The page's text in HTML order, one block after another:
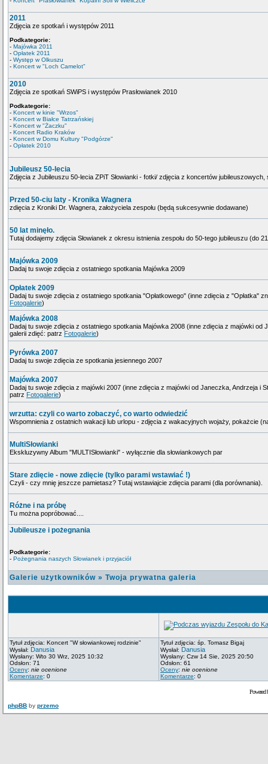
2011
Zdjęcia ze spotkań i występów 2011
Podkategorie:
- Majówka 2011
- Opłatek 2011
- Występ w Olkuszu
- Koncert w "Loch Camelot"
2010
Zdjęcia ze spotkań SWiPS i występów Prasłowianek 2010
Podkategorie:
- Koncert w kinie "Wrzos"
- Koncert w Białce Tatrzańskiej
- Koncert w "Żaczku"
- Koncert Radio Kraków
- Koncert w Domu Kultury "Podgórze"
- Opłatek 2010
Jubileusz 50-lecia
Zdjęcia z Jubileuszu 50-lecia ZPiT Słowianki - fotki/ zdjęcia z koncertów jubileuszowych,
Przed 50-ciu laty - Kronika Wagnera
zdięcia z Kroniki Dr. Wagnera, założyciela zespołu (będą sukcesywnie dodawane)
50 lat minęło.
Tutaj dodajemy zdjęcia Słowianek z okresu istnienia zespołu do 50-tego jubileuszu (do
Majówka 2009
Dadaj tu swoje zdięcia z ostatniego spotkania Majówka 2009
Opłatek 2009
Dadaj tu swoje zdięcia z ostatniego spotkania "Opłatkowego" (inne zdięcia z "Opłatka"
Fotogalerie)
Majówka 2008
Dadaj tu swoje zdięcia z ostatniego spotkania Majówka 2008 (inne zdięcia z majówki od
galerii zdięć: patrz Fotogalerie)
Pyrówka 2007
Dadaj tu swoje zdięcia ze spotkania jesiennego 2007
Majówka 2007
Dadaj tu swoje zdięcia z majówki 2007 (inne zdięcia z majówki od Janeczka, Andrzeja i
patrz Fotogalerie)
wrzutta: czyli co warto zobaczyć, co warto odwiedzić
Wspomnienia z ostatnich wakacji lub urlopu - zdjęcia z wakacyjnych wojaży, pokażcie
MultiSłowianki
Ekskluzywny Album "MULTISłowianki" - wyłącznie dla słowiankowych par
Stare zdięcie - nowe zdięcie (tylko parami wstawiać !)
Czyli - czy mnię jeszcze pamietasz? Tutaj wstawiajcie zdięcia parami (dla porównania).
Różne i na próbę
Tu można popróbować....
Jubileusze i pożegnania
Podkategorie:
- Pożegnania naszych Słowianek i przyjaciół
Galerie użytkowników » Twoja prywatna galeria
Tytuł zdjęcia: Koncert "W słowiankowej rodzinie"
Wysłał: Danusia
Wysłany: Wto 30 Wrz, 2025 10:32
Odsłon: 71
Oceny: nie ocenione
Komentarze: 0
Tytuł zdjęcia: śp. Tomasz Bigaj
Wysłał: Danusia
Wysłany: Czw 14 Sie, 2025 20:50
Odsłon: 61
Oceny: nie ocenione
Komentarze: 0
phpBB by przemo